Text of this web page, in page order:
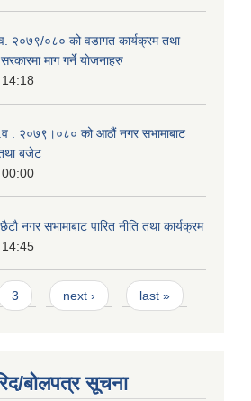
२०७९/०८० को वडागत कार्यक्रम तथा
माग गर्ने याेजनाहरु
. २०७९।०८० को आठौं नगर सभामाबाट
तथा बजेट
नगर सभामाबाट पारित नीति तथा कार्यक्रम
3 next › last »
बोलपत्र सूचना